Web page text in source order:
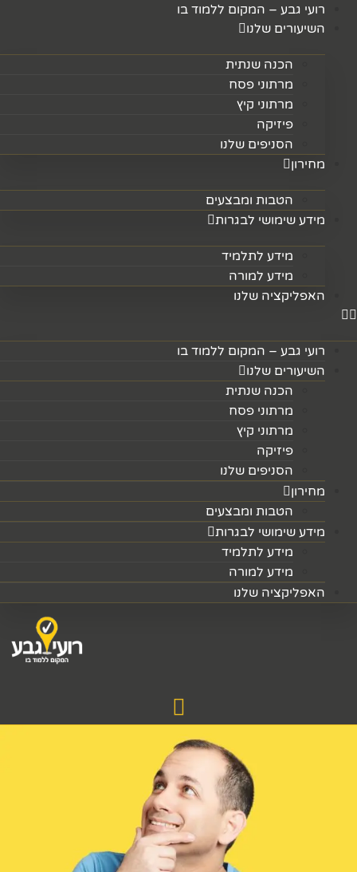
רועי גבע – המקום ללמוד בו
השיעורים שלנו
הכנה שנתית
מרתוני פסח
מרתוני קיץ
פיזיקה
הסניפים שלנו
מחירון
הטבות ומבצעים
מידע שימושי לבגרות
מידע לתלמיד
מידע למורה
האפליקציה שלנו
רועי גבע – המקום ללמוד בו
השיעורים שלנו
הכנה שנתית
מרתוני פסח
מרתוני קיץ
פיזיקה
הסניפים שלנו
מחירון
הטבות ומבצעים
מידע שימושי לבגרות
מידע לתלמיד
מידע למורה
האפליקציה שלנו